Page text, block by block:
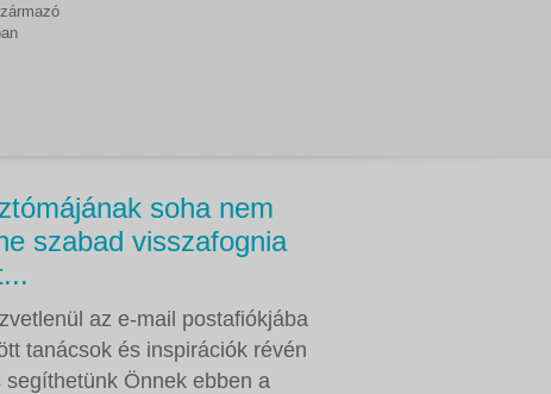
soha nem
szabad visszafognia
az e-mail postafiókjába
tanácsok és inspirációk révén
segíthetünk Önnek ebben a